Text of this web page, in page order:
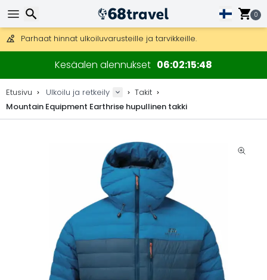
0
Mahdollisuus lähettää DHL Express -lähetyksenä (toimitus 24
30 päivää palautukseen, 90 päivää puukarttoihin ja koristeisiin.
Parhaat hinnat ulkoiluvarusteille ja tarvikkeille.
Kesäalen alennukset 06 02 15 48
Etusivu Ulkoilu ja retkeily
Takit
Mountain Equipment Earthrise hupullinen takki